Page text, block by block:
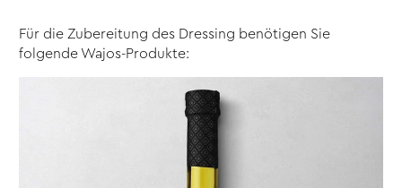
Für die Zubereitung des Dressing benötigen Sie
folgende Wajos-Produkte: